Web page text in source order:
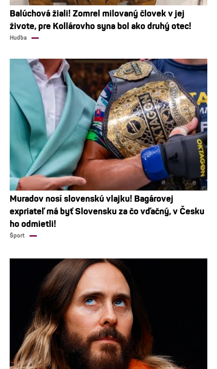
Balúchová žiali! Zomrel milovaný človek v jej
živote, pre Kollárovho syna bol ako druhý otec!
Hudba
Muradov nosí slovenskú vlajku! Bagárovej
expriateľ má byť Slovensku za čo vďačný, v Česku
ho odmietli!
Šport